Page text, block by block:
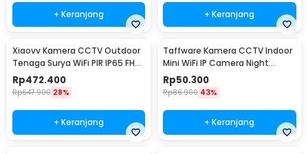
+ Keranjang + Keranjang
Xiaovv Kamera CCTV Outdoor
Tenaga Surya WiFi PIR IP65 FHD
2MP 1080P - XVV-1120S-P6 Pro
Rp472.400
Rp647.900 28%
+ Keranjang
Taffware Kamera CCTV Indoor
Mini WiFi IP Camera Night
Vision 2MP 1080P - A9NV
Rp50.300
Rp86.900 43%
+ Keranjang